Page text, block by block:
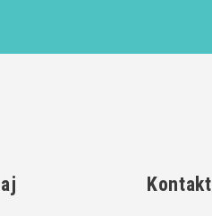
Kontakt